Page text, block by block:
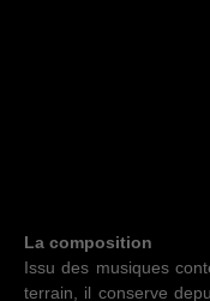
La composition
Issu des musiques
terrain, il conserve